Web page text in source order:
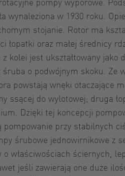
wynaleziona w 1930 roku.
stojanie. Rotor ma
łopatki oraz małej średnicy
kolei jest ukształtowany jako
o podwójnym skoku. Ze
powstają wnęki otaczające
ssącej do wylotowej; druga
Dzięki tej koncepcji
przy stabilnych
śrubowe jednowirnikowe z
właściwościach ściernych,
jeśli zawierają one duże